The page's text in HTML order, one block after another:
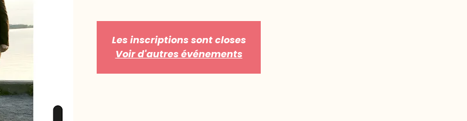
Les inscriptions sont closes
Voir d'autres événements